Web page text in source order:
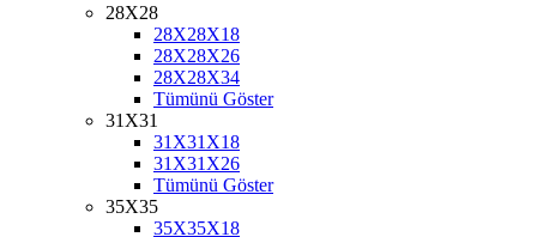
28X28
28X28X18
28X28X26
28X28X34
Tümünü Göster
31X31
31X31X18
31X31X26
Tümünü Göster
35X35
35X35X18